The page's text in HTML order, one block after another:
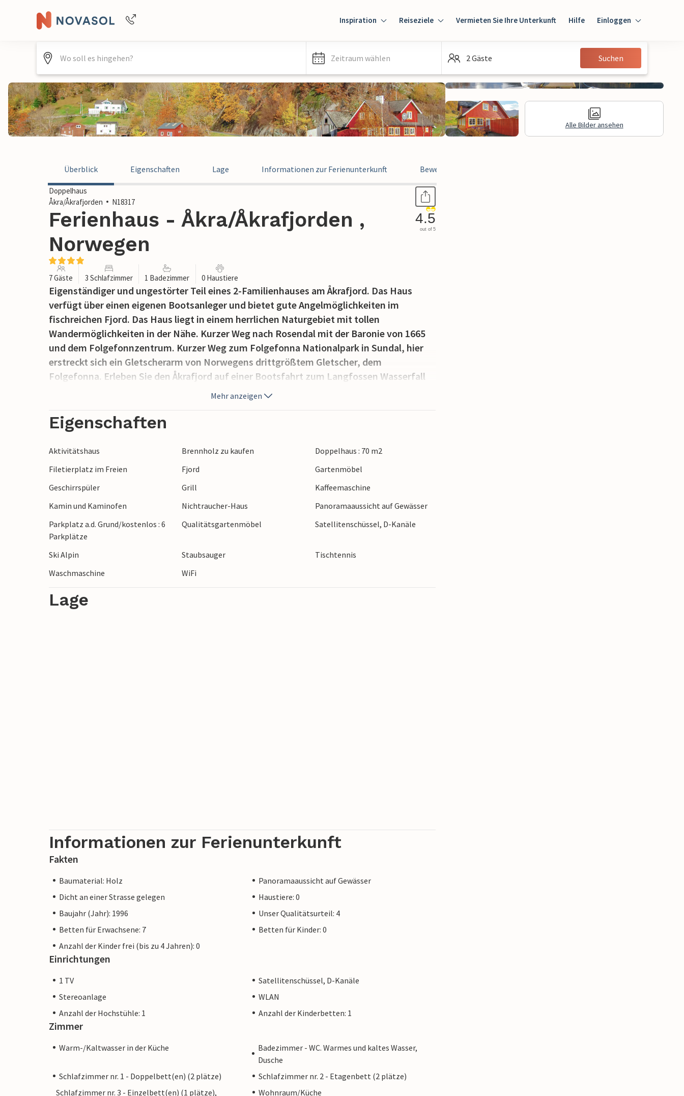
Inspiration Reiseziele Vermieten Sie Ihre Unterkunft Hilfe Einloggen
Einloggen
Gast
Zeitraum wählen 2 Gäste Suchen
Alle Bilder ansehen
Überblick Eigenschaften Lage Informationen zur Ferienunterkunft Bewertungen
Doppelhaus
Åkra/Åkrafjorden
N18317
Ferienhaus - Åkra/Åkrafjorden ,
Norwegen
4.5
out of 5
7 Gäste 3 Schlafzimmer 1 Badezimmer 0 Haustiere
Eigenständiger und ungestörter Teil eines 2-Familienhauses am Åkrafjord. Das Haus
verfügt über einen eigenen Bootsanleger und bietet gute Angelmöglichkeiten im
fischreichen Fjord. Das Haus liegt in einem herrlichen Naturgebiet mit tollen
Wandermöglichkeiten in der Nähe. Kurzer Weg nach Rosendal mit der Baronie von 1665
und dem Folgefonnzentrum. Kurzer Weg zum Folgefonna Nationalpark in Sundal, hier
erstreckt sich ein Gletscherarm von Norwegens drittgrößtem Gletscher, dem
Folgefonna. Erleben Sie den Åkrafjord auf einer Bootsfahrt zum Langfossen Wasserfall
für ein ganz besonderes Naturerlebnis. Die Umgebung hält eine Vielzahl an
Freitzeitaktivitäten bereit, u.a. Tischtennis, Freiluftschach, Spielplätze und Reitstunden.
Tolle Tagesausflüge um den Hardangerfjord auf den nationalen Touristenrouten der
Nationalparks Folgefonna und Hardangervidda. 2 Stunden nach Haugesund und 3
Stunden nach Bergen mit dem Auto für Stadterlebnisse. Fjord Cruise Rosendal-Bergen
geöffnet ist. N18317-18 ist im selben Haus. Kinderbett kann vom Eigentümer geliehen
werden.
Mehr anzeigen
Eigenschaften
Aktivitätshaus Brennholz zu kaufen
Doppelhaus : 70 m2
Filetierplatz im Freien
Fjord
Gartenmöbel
Geschirrspüler
Grill
Kaffeemaschine
Kamin und Kaminofen
Nichtraucher-Haus
Panoramaaussicht auf Gewässer
Parkplatz a.d. Grund/kostenlos : 6
Parkplätze
Qualitätsgartenmöbel Satellitenschüssel, D-Kanäle
Ski Alpin Staubsauger
Tischtennis
Waschmaschine
WiFi
Lage
Informationen zur Ferienunterkunft
Fakten
Baumaterial: Holz
Panoramaaussicht auf Gewässer
Dicht an einer Strasse gelegen
Haustiere: 0
Baujahr (Jahr): 1996
Unser Qualitätsurteil: 4
Betten für Erwachsene: 7
Betten für Kinder: 0
Anzahl der Kinder frei (bis zu 4 Jahren): 0
Einrichtungen
1 TV
Satellitenschüssel, D-Kanäle
Stereoanlage
WLAN
Anzahl der Hochstühle: 1
Anzahl der Kinderbetten: 1
Zimmer
Warm-/Kaltwasser in der Küche
Badezimmer - WC. Warmes und kaltes Wasser,
Dusche
Schlafzimmer nr. 1 - Doppelbett(en) (2 plätze)
Schlafzimmer nr. 2 - Etagenbett (2 plätze)
Schlafzimmer nr. 3 - Einzelbett(en) (1 plätze),
Wohnraum/Küche